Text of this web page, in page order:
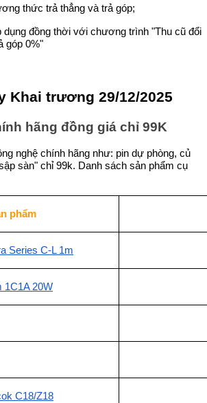
thức trả thẳng và trả góp;
đồng thời với chương trình "Thu cũ đổi
góp 0%"
Khai trương 29/12/2025
hãng đồng giá chỉ 99K
nghệ chính hãng như: pin dự phòng, củ
sàn" chỉ 99k. Danh sách sản phẩm cụ
phẩm
Series C-L 1m
1C1A 20W
C18/Z18